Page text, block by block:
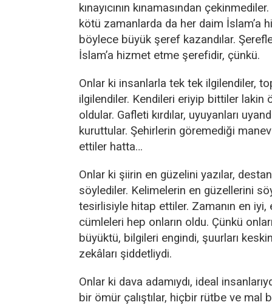
kınayıcının kınamasından
kötü zamanlarda da her daim İslam’a
böylece büyük şeref kazandılar.
İslam’a hizmet etme şerefidir, çünkü.
Onlar ki insanlarla tek tek ilgilendiler,
ilgilendiler. Kendileri eriyip bittiler lakin
oldular. Gafleti kırdılar, uyuyanları
kuruttular. Şehirlerin göremediği
ettiler hatta…
Onlar ki şiirin en güzelini yazılar,
söylediler. Kelimelerin en güzellerini
tesirlisiyle hitap ettiler. Zamanın en iyi,
cümleleri hep onların oldu. Çünkü
büyüktü, bilgileri engindi, şuurları
zekâları şiddetliydi.
Onlar ki dava adamıydı, ideal
bir ömür çalıştılar, hiçbir rütbe ve mal